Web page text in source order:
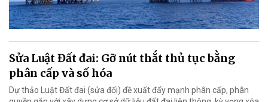
Sửa Luật Đất đai: Gỡ nút thắt thủ tục bằng
phân cấp và số hóa
Dự thảo Luật Đất đai (sửa đổi) đề xuất đẩy mạnh phân cấp, phân